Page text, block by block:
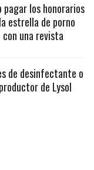
pagar los honorarios
estrella de porno
una revista
de desinfectante o
de Lysol